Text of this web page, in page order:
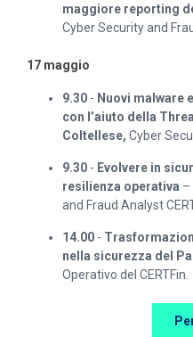
maggiore reporting
Cyber Security and
17 maggio
9.30 - Nuovi malware
con l’aiuto della
Coltellese, Cyber
9.30 - Evolvere in
resilienza operativa –
and Fraud Analyst
14.00 -
nella sicurezza del
Operativo del CERTFin.